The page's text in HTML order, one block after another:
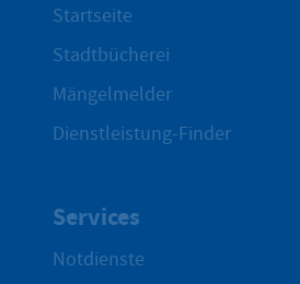
Startseite
Stadtbücherei
Mängelmelder
Dienstleistung-Finder
Services
Notdienste